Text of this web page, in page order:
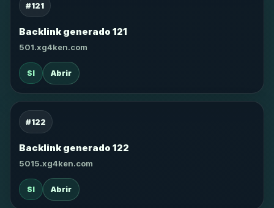
#121
Backlink generado 121
501.xg4ken.com
SI Abrir
#122
Backlink generado 122
5015.xg4ken.com
SI Abrir